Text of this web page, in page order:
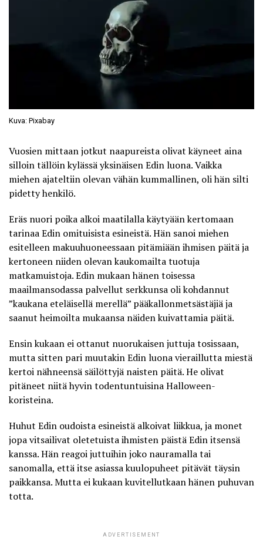
Kuva: Pixabay
Vuosien mittaan jotkut naapureista olivat käyneet aina
silloin tällöin kylässä yksinäisen Edin luona. Vaikka
miehen ajateltiin olevan vähän kummallinen, oli hän silti
pidetty henkilö.
Eräs nuori poika alkoi maatilalla käytyään kertomaan
tarinaa Edin omituisista esineistä. Hän sanoi miehen
esitelleen makuuhuoneessaan pitämiään ihmisen päitä ja
kertoneen niiden olevan kaukomailta tuotuja
matkamuistoja. Edin mukaan hänen toisessa
maailmansodassa palvellut serkkunsa oli kohdannut
”kaukana eteläisellä merellä” pääkallonmetsästäjiä ja
saanut heimoilta mukaansa näiden kuivattamia päitä.
Ensin kukaan ei ottanut nuorukaisen juttuja tosissaan,
mutta sitten pari muutakin Edin luona vieraillutta miestä
kertoi nähneensä säilöttyjä naisten päitä. He olivat
pitäneet niitä hyvin todentuntuisina Halloween-
koristeina.
Huhut Edin oudoista esineistä alkoivat liikkua, ja monet
jopa vitsailivat oletetuista ihmisten päistä Edin itsensä
kanssa. Hän reagoi juttuihin joko nauramalla tai
sanomalla, että itse asiassa kuulopuheet pitävät täysin
paikkansa. Mutta ei kukaan kuvitellutkaan hänen puhuvan
totta.
ADVERTISEMENT